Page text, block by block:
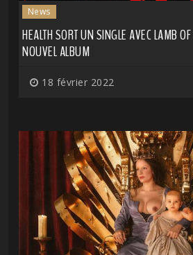
News
HEALTH SORT UN SINGLE AVEC LAMB
NOUVEL ALBUM
18 février 2022